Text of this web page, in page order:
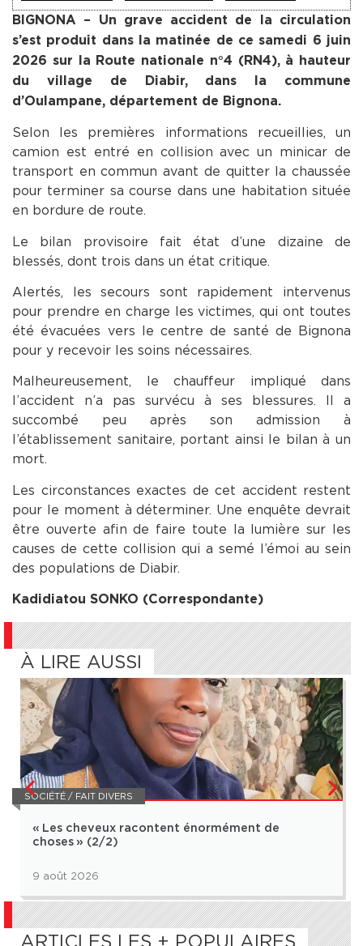
BIGNONA – Un grave accident de la circulation
s’est produit dans la matinée de ce samedi 6 juin
2026 sur la Route nationale n°4 (RN4), à hauteur
du village de Diabir, dans la commune
d’Oulampane, département de Bignona.
Selon les premières informations recueillies, un
camion est entré en collision avec un minicar de
transport en commun avant de quitter la chaussée
pour terminer sa course dans une habitation située
en bordure de route.
Le bilan provisoire fait état d’une dizaine de
blessés, dont trois dans un état critique.
Alertés, les secours sont rapidement intervenus
pour prendre en charge les victimes, qui ont toutes
été évacuées vers le centre de santé de Bignona
pour y recevoir les soins nécessaires.
Malheureusement, le chauffeur impliqué dans
l’accident n’a pas survécu à ses blessures. Il a
succombé peu après son admission à
l’établissement sanitaire, portant ainsi le bilan à un
mort.
Les circonstances exactes de cet accident restent
pour le moment à déterminer. Une enquête devrait
être ouverte afin de faire toute la lumière sur les
causes de cette collision qui a semé l’émoi au sein
des populations de Diabir.
Kadidiatou SONKO (Correspondante)
À LIRE AUSSI
SOCIÉTÉ / FAIT DIVERS
« Les cheveux racontent énormément de
choses » (2/2)
9 août 2026
ARTICLES LES + POPULAIRES